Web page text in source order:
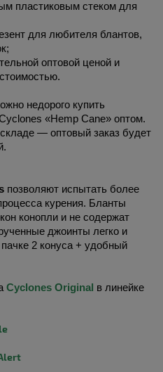
пластиковым стеком для
для любителя блантов,
оптовой ценой и
недорого купить
«Hemp Cane» оптом.
— оптовый заказ будет
позволяют испытать более
курения. Бланты
конопли и не содержат
джоинты легко и
2 конуса + удобный
Cyclones Original в линейке